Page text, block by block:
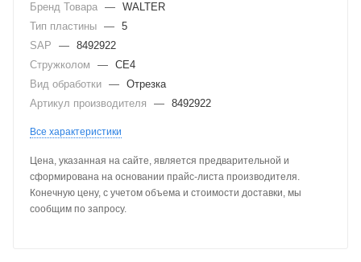
Бренд Товара — WALTER
Тип пластины — 5
SAP
— 8492922
Стружколом
— CE4
Вид обработки — Отрезка
Артикул производителя
— 8492922
Все характеристики
Цена, указанная на сайте, является предварительной и
сформирована на основании прайс-листа производителя.
Конечную цену, с учетом объема и стоимости доставки, мы
сообщим по запросу.